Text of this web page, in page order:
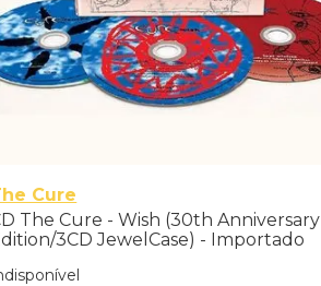
Cure
The Cure - Wish (30th Anniversary
3CD JewelCase) - Importado